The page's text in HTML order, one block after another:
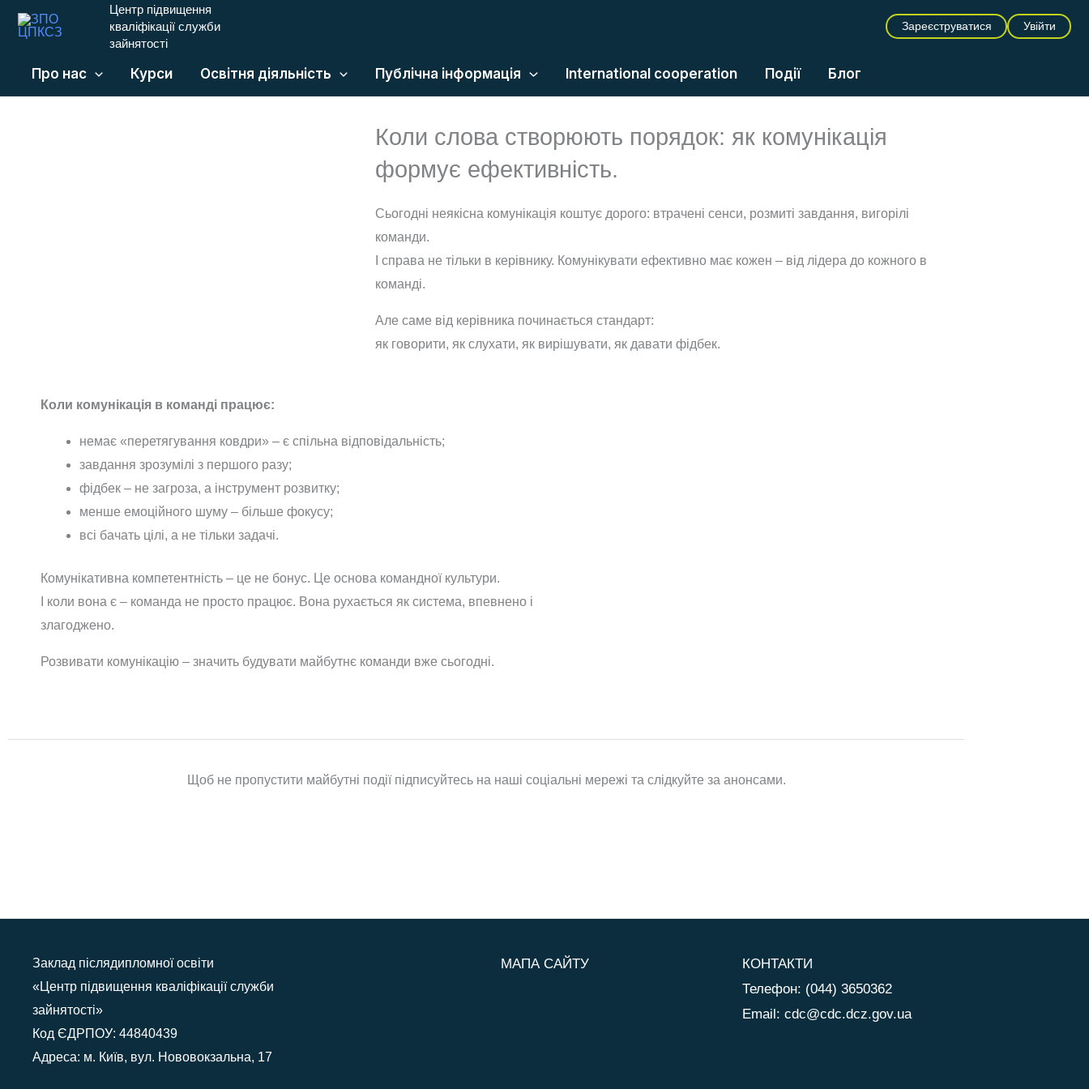
Перейти
Центр підвищення
кваліфікації служби
зайнятості
Зареєструватися Увійти
Про нас Курси Освітня діяльність Публічна інформація International cooperation Події Блог
Коли слова створюють порядок: як комунікація
формує ефективність.
Сьогодні неякісна комунікація коштує дорого: втрачені сенси, розмиті завдання, вигорілі
команди.
І справа не тільки в керівнику. Комунікувати ефективно має кожен – від лідера до кожного в
команді.
Але саме від керівника починається стандарт:
як говорити, як слухати, як вирішувати, як давати фідбек.
Коли комунікація в команді працює:
немає «перетягування ковдри» – є спільна відповідальність;
завдання зрозумілі з першого разу;
фідбек – не загроза, а інструмент розвитку;
менше емоційного шуму – більше фокусу;
всі бачать цілі, а не тільки задачі.
Комунікативна компетентність – це не бонус. Це основа командної культури.
І коли вона є – команда не просто працює. Вона рухається як система, впевнено і
злагоджено.
Розвивати комунікацію – значить будувати майбутнє команди вже сьогодні.
Щоб не пропустити майбутні події підписуйтесь на наші соціальні мережі та слідкуйте за анонсами.
Заклад післядипломної освіти
«Центр підвищення кваліфікації служби
зайнятості»
Код ЄДРПОУ: 44840439
Адреса: м. Київ, вул. Нововокзальна, 17
МАПА САЙТУ
КОНТАКТИ
Телефон: (044) 3650362
Email: cdc@cdc.dcz.gov.ua